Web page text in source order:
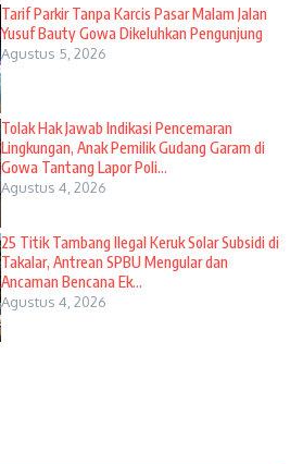
Tarif Parkir Tanpa Karcis Pasar Malam Jalan
Yusuf Bauty Gowa Dikeluhkan Pengunjung
Agustus 5, 2026
Tolak Hak Jawab Indikasi Pencemaran
Lingkungan, Anak Pemilik Gudang Garam di
Gowa Tantang Lapor Poli...
Agustus 4, 2026
25 Titik Tambang Ilegal Keruk Solar Subsidi di
Takalar, Antrean SPBU Mengular dan
Ancaman Bencana Ek...
Agustus 4, 2026